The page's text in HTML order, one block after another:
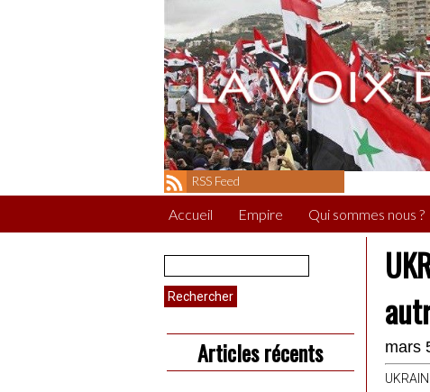
RSS Feed
Accueil Empire Qui sommes nous ?
Rechercher :
Articles récents mars